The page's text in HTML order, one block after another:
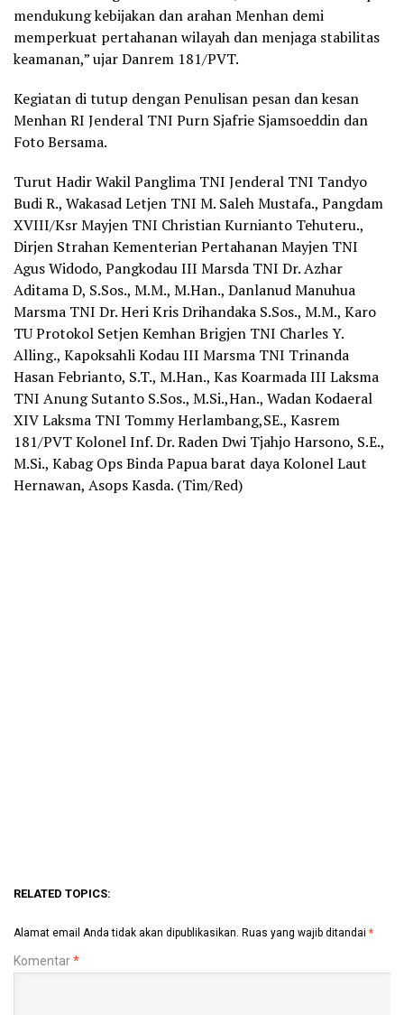
mendukung kebijakan dan arahan Menhan demi
memperkuat pertahanan wilayah dan menjaga stabilitas
keamanan,” ujar Danrem 181/PVT.
Kegiatan di tutup dengan Penulisan pesan dan kesan
Menhan RI Jenderal TNI Purn Sjafrie Sjamsoeddin dan
Foto Bersama.
Turut Hadir Wakil Panglima TNI Jenderal TNI Tandyo
Budi R., Wakasad Letjen TNI M. Saleh Mustafa., Pangdam
XVIII/Ksr Mayjen TNI Christian Kurnianto Tehuteru.,
Dirjen Strahan Kementerian Pertahanan Mayjen TNI
Agus Widodo, Pangkodau III Marsda TNI Dr. Azhar
Aditama D, S.Sos., M.M., M.Han., Danlanud Manuhua
Marsma TNI Dr. Heri Kris Drihandaka S.Sos., M.M., Karo
TU Protokol Setjen Kemhan Brigjen TNI Charles Y.
Alling., Kapoksahli Kodau III Marsma TNI Trinanda
Hasan Febrianto, S.T., M.Han., Kas Koarmada III Laksma
TNI Anung Sutanto S.Sos., M.Si.,Han., Wadan Kodaeral
XIV Laksma TNI Tommy Herlambang,SE., Kasrem
181/PVT Kolonel Inf. Dr. Raden Dwi Tjahjo Harsono, S.E.,
M.Si., Kabag Ops Binda Papua barat daya Kolonel Laut
Hernawan, Asops Kasda. (Tim/Red)
RELATED TOPICS:
Alamat email Anda tidak akan dipublikasikan. Ruas yang wajib ditandai *
Komentar*